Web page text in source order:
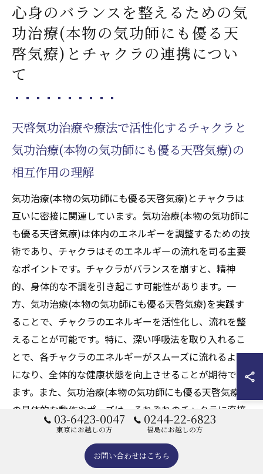
心身のバランスを整えるための気
功治療(本物の気功師にも優る天
啓気療)とチャクラの連携につい
て
天啓気功治療や療法で活性化するチャクラと
気功治療(本物の気功師にも優る天啓気療)の
相互作用の理解
気功治療(本物の気功師にも優る天啓気療)とチャクラは
互いに密接に関連しています。気功治療(本物の気功師に
も優る天啓気療)は体内のエネルギーを調整するための技
術であり、チャクラはそのエネルギーの流れを司る主要
なポイントです。チャクラがバランスを崩すと、精神
的、身体的な不調を引き起こす可能性があります。一
方、気功治療(本物の気功師にも優る天啓気療)を実践す
ることで、チャクラのエネルギーを活性化し、流れを整
えることが可能です。特に、深い呼吸法を取り入れるこ
とで、各チャクラのエネルギーがスムーズに流れるよう
になり、全体的な健康状態を向上させることが期待でき
ます。また、気功治療(本物の気功師にも優る天啓気療)
の具体的な動作やポーズは、それぞれのチャクラに直接
働きかけ、心身の調和をサポートします。このように、
気功治療(本物の気功師にも優る天啓気療)とチャクラは
相互に作用し合い、心身のバランスを整えるための強力
03-6423-0047
東京にお越しの方
0244-22-6823
福島にお越しの方
お問い合わせはこちら